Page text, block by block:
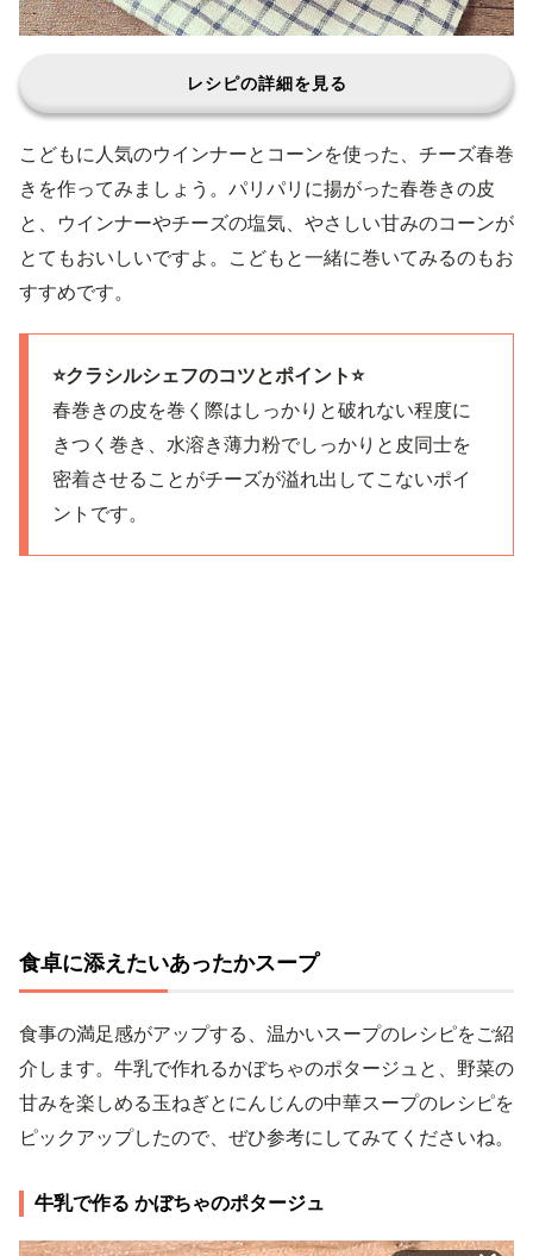
レシピの詳細を見る
こどもに人気のウインナーとコーンを使った、チーズ春巻
きを作ってみましょう。パリパリに揚がった春巻きの皮
と、ウインナーやチーズの塩気、やさしい甘みのコーンが
とてもおいしいですよ。こどもと一緒に巻いてみるのもお
すすめです。
⭐️クラシルシェフのコツとポイント⭐️
春巻きの皮を巻く際はしっかりと破れない程度に
きつく巻き、水溶き薄力粉でしっかりと皮同士を
密着させることがチーズが溢れ出してこないポイ
ントです。
食卓に添えたいあったかスープ
食事の満足感がアップする、温かいスープのレシピをご紹
介します。牛乳で作れるかぼちゃのポタージュと、野菜の
甘みを楽しめる玉ねぎとにんじんの中華スープのレシピを
ピックアップしたので、ぜひ参考にしてみてくださいね。
牛乳で作る かぼちゃのポタージュ